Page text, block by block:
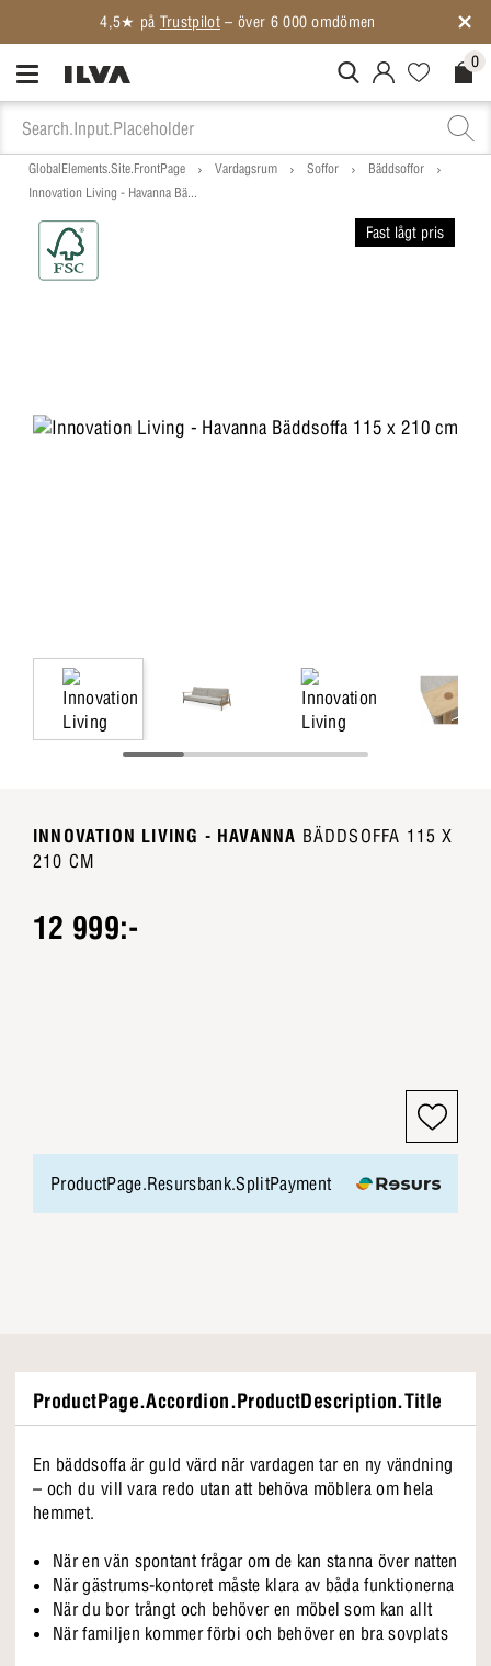
4,5★ på Trustpilot – över 6 000 omdömen
MitIlva.Login 0
GlobalElements.Site.FrontPage Vardagsrum Soffor
Bäddsoffor
Innovation Living - Havanna Bä...
Fast lågt pris
INNOVATION LIVING - HAVANNA BÄDDSOFFA 115 X
210 CM
12 999:-
ProductPage.Resursbank.SplitPayment
ProductPage.Accordion.ProductDescription.Title
En bäddsoffa är guld värd när vardagen tar en ny vändning
– och du vill vara redo utan att behöva möblera om hela
hemmet.
När en vän spontant frågar om de kan stanna över natten
När gästrums-kontoret måste klara av båda funktionerna
När du bor trångt och behöver en möbel som kan allt
När familjen kommer förbi och behöver en bra sovplats